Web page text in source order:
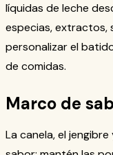
líquidas de leche
especias, extractos,
personalizar el
de comidas.
Marco de
La canela, el